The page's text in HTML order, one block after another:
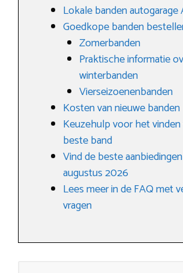
Lokale banden autogarage
Goedkope banden
Zomerbanden
Praktische informatie
winterbanden
Vierseizoenenbanden
Kosten van nieuwe banden
Keuzehulp voor het vinden
beste band
Vind de beste
augustus 2026
Lees meer in de FAQ met
vragen